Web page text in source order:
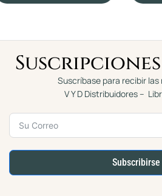
e
Suscripciones
Suscríbase para recibir las
V Y D Distribuidores –
Subscribirse